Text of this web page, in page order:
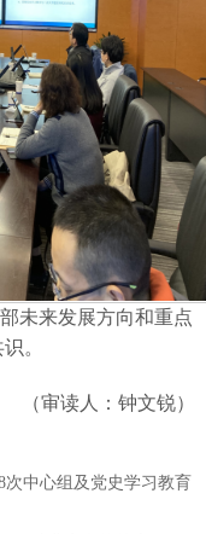
未来发展方向和重点
。
（审读人：钟文锐）
次中心组及党史学习教育